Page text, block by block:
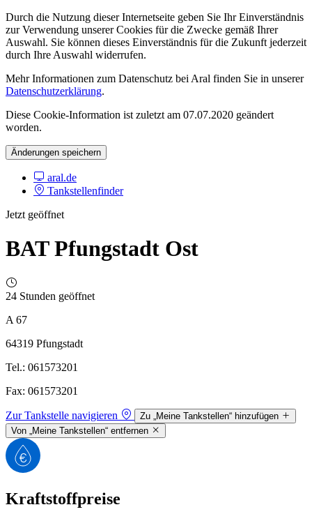
Durch die Nutzung dieser Internetseite geben Sie Ihr Einverständnis
zur Verwendung unserer Cookies für die Zwecke gemäß Ihrer
Auswahl. Sie können dieses Einverständnis für die Zukunft jederzeit
durch Ihre Auswahl widerrufen.
Mehr Informationen zum Datenschutz bei Aral finden Sie in unserer
Datenschutzerklärung.
Diese Cookie-Information ist zuletzt am 07.07.2020 geändert
worden.
Änderungen speichern
aral.de
Tankstellenfinder
Jetzt geöffnet
BAT Pfungstadt Ost
24 Stunden geöffnet
A 67
64319 Pfungstadt
Tel.: 061573201
Fax: 061573201
Zur Tankstelle navigieren
Zu „Meine Tankstellen“ hinzufügen
Von „Meine Tankstellen“ entfernen
Kraftstoffpreise